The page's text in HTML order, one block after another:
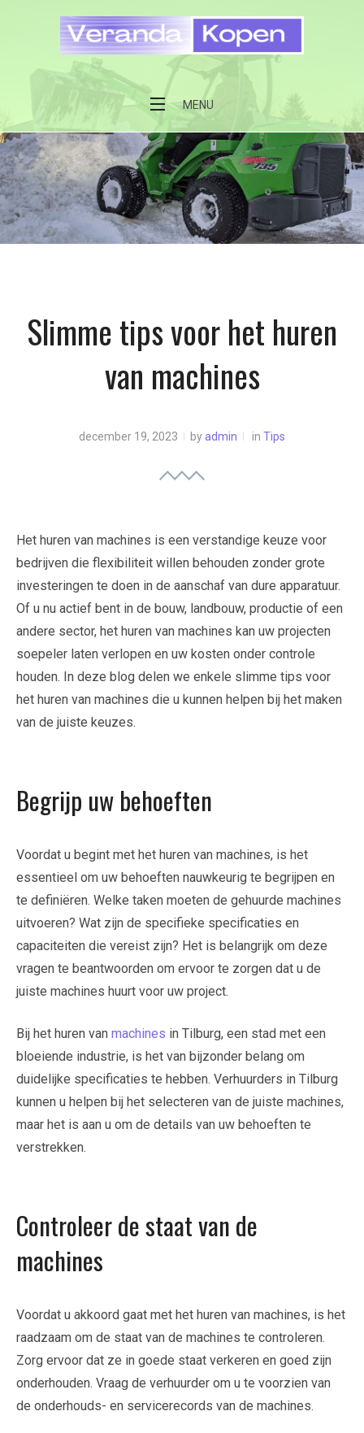
Veranda kopen
MENU
Slimme tips voor het huren
van machines
december 19, 2023 byadmin in Tips
Het huren van machines is een verstandige keuze voor
bedrijven die flexibiliteit willen behouden zonder grote
investeringen te doen in de aanschaf van dure apparatuur.
Of u nu actief bent in de bouw, landbouw, productie of een
andere sector, het huren van machines kan uw projecten
soepeler laten verlopen en uw kosten onder controle
houden. In deze blog delen we enkele slimme tips voor
het huren van machines die u kunnen helpen bij het maken
van de juiste keuzes.
Begrijp uw behoeften
Voordat u begint met het huren van machines, is het
essentieel om uw behoeften nauwkeurig te begrijpen en
te definiëren. Welke taken moeten de gehuurde machines
uitvoeren? Wat zijn de specifieke specificaties en
capaciteiten die vereist zijn? Het is belangrijk om deze
vragen te beantwoorden om ervoor te zorgen dat u de
juiste machines huurt voor uw project.
Bij het huren van machines in Tilburg, een stad met een
bloeiende industrie, is het van bijzonder belang om
duidelijke specificaties te hebben. Verhuurders in Tilburg
kunnen u helpen bij het selecteren van de juiste machines,
maar het is aan u om de details van uw behoeften te
verstrekken.
Controleer de staat van de
machines
Voordat u akkoord gaat met het huren van machines, is het
raadzaam om de staat van de machines te controleren.
Zorg ervoor dat ze in goede staat verkeren en goed zijn
onderhouden. Vraag de verhuurder om u te voorzien van
de onderhouds- en servicerecords van de machines.